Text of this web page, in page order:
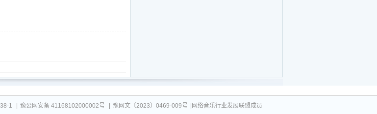
1 豫公网安备 41168102000002号 豫网文〔2023〕0469-009号 |网络音乐行业发展联盟成员